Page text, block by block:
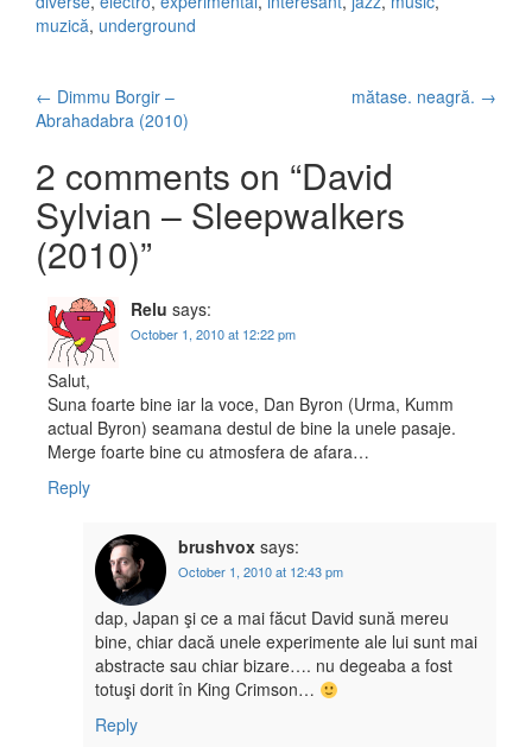
muzică, underground
Post navigation
← Dimmu Borgir –
Abrahadabra (2010)
mătase. neagră. →
2 comments on “David
Sylvian – Sleepwalkers
(2010)”
Relu says:
October 1, 2010 at 12:22 pm
Salut,
Suna foarte bine iar la voce, Dan Byron (Urma, Kumm
actual Byron) seamana destul de bine la unele pasaje.
Merge foarte bine cu atmosfera de afara…
Reply
brushvox says:
October 1, 2010 at 12:43 pm
dap, Japan şi ce a mai făcut David sună mereu
bine, chiar dacă unele experimente ale lui sunt mai
abstracte sau chiar bizare…. nu degeaba a fost
totuşi dorit în King Crimson…
Reply